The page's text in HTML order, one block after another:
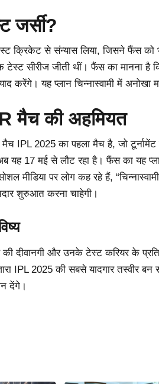
जर्सी?
क्रिकेट से संन्यास लिया, जिसने फैंस
टेस्ट सीरीज जीती थीं। फैंस का मानना
करेंगे। यह प्लान चिन्नास्वामी में अनोखा
मैच की अहमियत
IPL 2025 का पहला मैच है, जो
यह 17 मई से लौट रहा है। फैंस का यह
मीडिया पर लोग कह रहे हैं,
शुरुआत करना चाहेगी।
दीवानगी और उनके टेस्ट करियर के प्रति
IPL 2025 की सबसे यादगार तस्वीर
देंगे।